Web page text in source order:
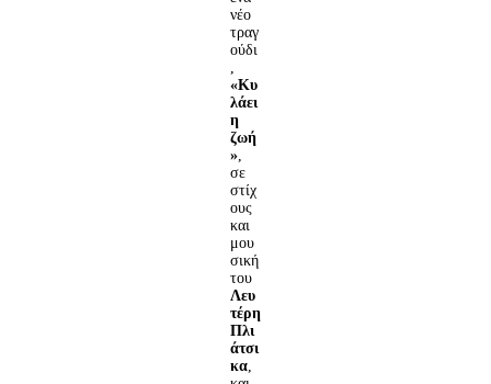
νέο
τραγ
ούδι
,
«Κυ
λάει
η
ζωή
»,
σε
στίχ
ους
και
μου
σική
του
Λευ
τέρη
Πλι
άτσι
κα,